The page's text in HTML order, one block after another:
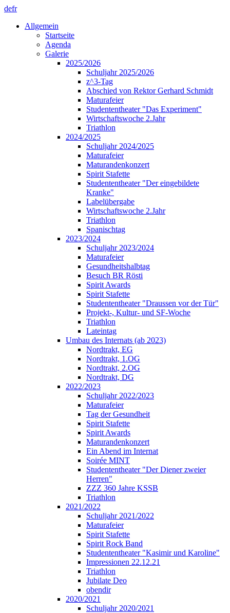
defr
Allgemein
Startseite
Agenda
Galerie
2025/2026
Schuljahr 2025/2026
z^3-Tag
Abschied von Rektor Gerhard Schmidt
Maturafeier
Studententheater "Das Experiment"
Wirtschaftswoche 2.Jahr
Triathlon
2024/2025
Schuljahr 2024/2025
Maturafeier
Maturandenkonzert
Spirit Stafette
Studententheater "Der eingebildete
Kranke"
Labelübergabe
Wirtschaftswoche 2.Jahr
Triathlon
Spanischtag
2023/2024
Schuljahr 2023/2024
Maturafeier
Gesundheitshalbtag
Besuch BR Rösti
Spirit Awards
Spirit Stafette
Studententheater "Draussen vor der Tür"
Projekt-, Kultur- und SF-Woche
Triathlon
Lateintag
Umbau des Internats (ab 2023)
Nordtrakt, EG
Nordtrakt, 1.OG
Nordtrakt, 2.OG
Nordtrakt, DG
2022/2023
Schuljahr 2022/2023
Maturafeier
Tag der Gesundheit
Spirit Stafette
Spirit Awards
Maturandenkonzert
Ein Abend im Internat
Soirée MINT
Studententheater "Der Diener zweier
Herren"
ZZZ 360 Jahre KSSB
Triathlon
2021/2022
Schuljahr 2021/2022
Maturafeier
Spirit Stafette
Spirit Rock Band
Studententheater "Kasimir und Karoline"
Impressionen 22.12.21
Triathlon
Jubilate Deo
obendir
2020/2021
Schuljahr 2020/2021